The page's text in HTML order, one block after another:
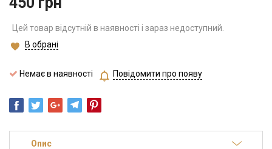
Цей товар відсутній в наявності і зараз недоступний.
В обрані
Немає в наявності Повідомити про появу
Опис